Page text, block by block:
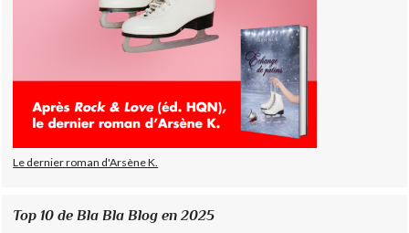
Le dernier roman d'Arsène K.
Top 10 de Bla Bla Blog en 2025